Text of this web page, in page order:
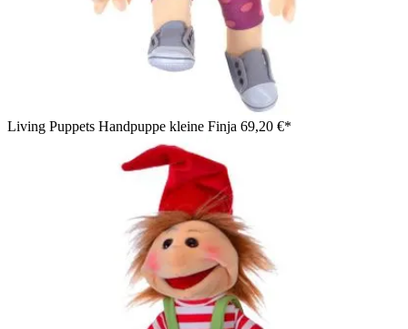
Living Puppets Handpuppe kleine Finja 69,20 €*